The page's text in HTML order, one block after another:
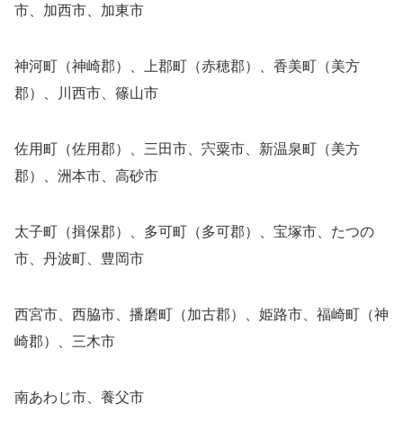
市、加西市、加東市
神河町（神崎郡）、上郡町（赤穂郡）、香美町（美方
郡）、川西市、篠山市
佐用町（佐用郡）、三田市、宍粟市、新温泉町（美方
郡）、洲本市、高砂市
太子町（揖保郡）、多可町（多可郡）、宝塚市、たつの
市、丹波町、豊岡市
西宮市、西脇市、播磨町（加古郡）、姫路市、福崎町（神
崎郡）、三木市
南あわじ市、養父市